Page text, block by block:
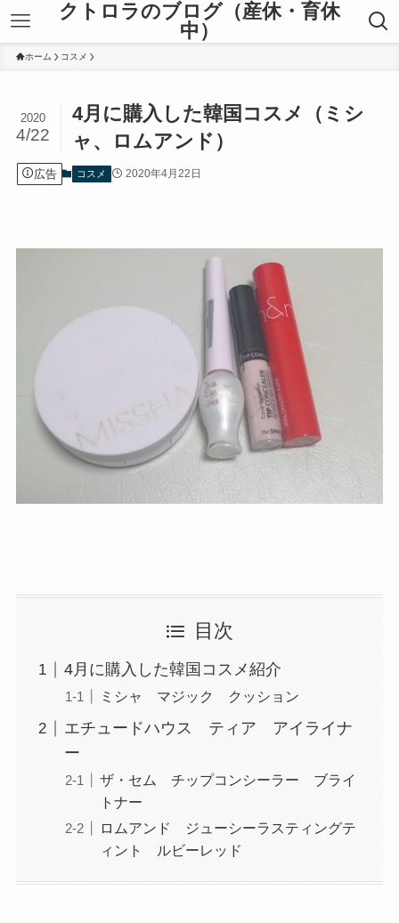
クトロラのブログ（産休・育休
中）
ホーム コスメ
4月に購入した韓国コスメ（ミシ
ャ、ロムアンド）
2020
4/22
広告 コスメ 2020年4月22日
目次
4月に購入した韓国コスメ紹介
ミシャ マジック クッション
エチュードハウス ティア アイライナ
ー
ザ・セム チップコンシーラー ブライ
トナー
ロムアンド ジューシーラスティングテ
ィント ルビーレッド